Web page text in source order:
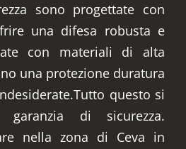
sono progettate con
una difesa robusta e
con materiali di alta
una protezione duratura
questo si
di sicurezza.
nella zona di Ceva in